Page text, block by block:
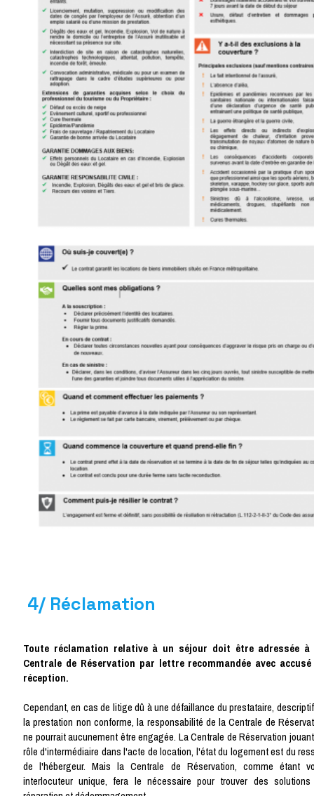
4/ Réclamation
Toute réclamation relative à un séjour doit être adressée à
Centrale de Réservation par lettre recommandée avec accusé
réception.
Cependant, en cas de litige dû à une défaillance du prestataire,
la prestation non conforme, la responsabilité de la Centrale de
ne pourrait aucunement être engagée. La Centrale de Réservation
rôle d'intermédiaire dans l'acte de location, l'état du logement est du
de l'hébergeur. Mais la Centrale de Réservation, comme étant
interlocuteur unique, fera le nécessaire pour trouver des